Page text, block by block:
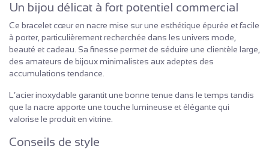
Un bijou délicat à fort potentiel commercial
Ce bracelet cœur en nacre mise sur une esthétique épurée et facile
à porter, particulièrement recherchée dans les univers mode,
beauté et cadeau. Sa finesse permet de séduire une clientèle large,
des amateurs de bijoux minimalistes aux adeptes des
accumulations tendance.
L’acier inoxydable garantit une bonne tenue dans le temps tandis
que la nacre apporte une touche lumineuse et élégante qui
valorise le produit en vitrine.
Conseils de style